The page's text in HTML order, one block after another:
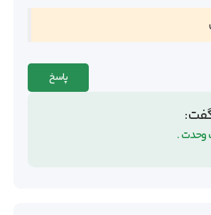
پاسخ
وحدت .